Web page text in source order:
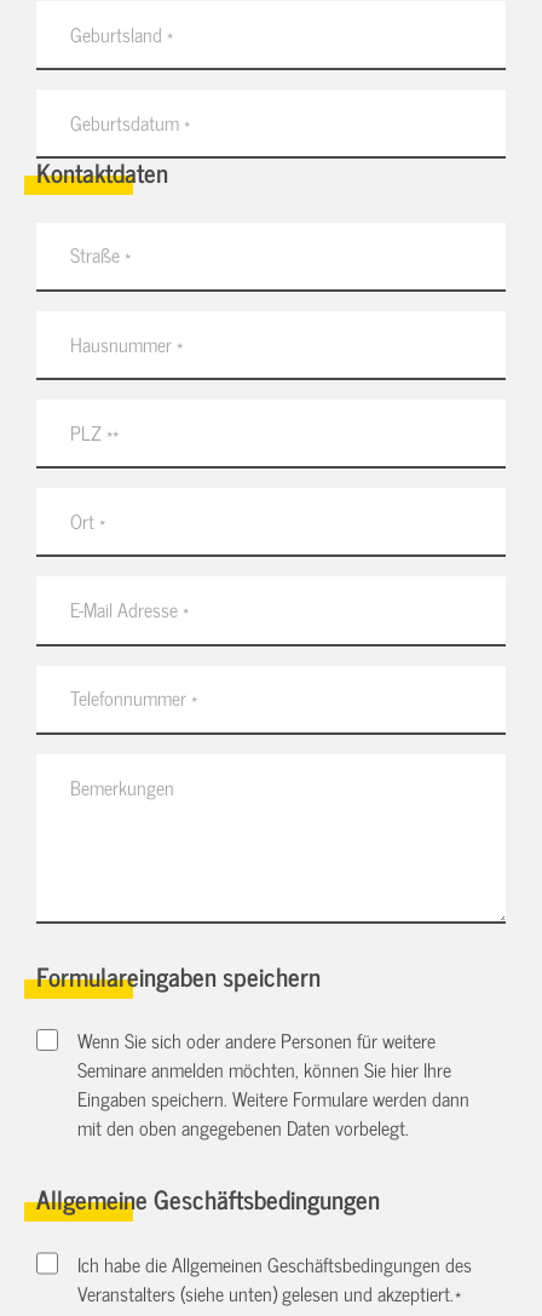
Kontaktdaten
Formulareingaben speichern
Wenn Sie sich oder andere Personen für weitere
Seminare anmelden möchten, können Sie hier Ihre
Eingaben speichern. Weitere Formulare werden dann
mit den oben angegebenen Daten vorbelegt.
Allgemeine Geschäftsbedingungen
Ich habe die Allgemeinen Geschäftsbedingungen des
Veranstalters (siehe unten) gelesen und akzeptiert.*